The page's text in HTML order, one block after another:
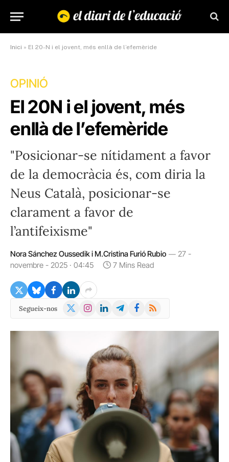
Inici » El 20-N i el jovent, més enllà de l’efemèride
OPINIÓ
El 20N i el jovent, més
enllà de l’efemèride
"Posicionar-se nítidament a favor
de la democràcia és, com diria la
Neus Català, posicionar-se
clarament a favor de
l’antifeixisme"
Nora Sánchez Oussedik i M.Cristina Furió Rubio
27 -
novembre - 2025 · 04:45
7 Mins Read
Segueix-nos
X
Instagram
LinkedInTelegramFacebook
RSS